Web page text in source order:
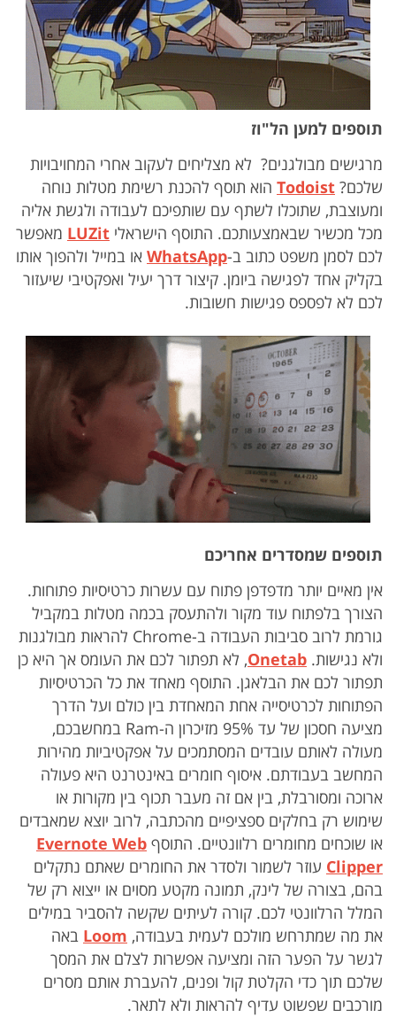
תוספים למען הל"וז
מרגישים מבולגנים? לא מצליחים לעקוב אחרי המחויבויות
שלכם?
Todoist
הוא תוסף להכנת רשימת מטלות נוחה
ומעוצבת, שתוכלו לשתף עם שותפיכם לעבודה ולגשת אליה
מכל מכשיר שבאמצעותכם. התוסף הישראלי LUZit מאפשר
לכם לסמן משפט כתוב ב-WhatsApp או במייל ולהפוך אותו
בקליק אחד לפגישה ביומן. קיצור דרך יעיל ואפקטיבי שיעזור
לכם לא לפספס פגישות חשובות.
תוספים שמסדרים אחריכם
אין מאיים יותר מדפדפן פתוח עם עשרות כרטיסיות פתוחות.
הצורך בלפתוח עוד מקור ולהתעסק בכמה מטלות במקביל
גורמת לרוב סביבות העבודה ב-Chrome להראות מבולגנות
ולא נגישות.
Onetab
, לא תפתור לכם את העומס אך היא כן
תפתור לכם את הבלאגן. התוסף מאחד את כל הכרטיסיות
הפתוחות לכרטיסייה אחת המאחדת בין כולם ועל הדרך
מציעה חסכון של עד 95% מזיכרון ה-Ram במחשבכם,
מעולה לאותם עובדים המסתמכים על אפקטיביות מהירות
המחשב בעבודתם. איסוף חומרים באינטרנט היא פעולה
ארוכה ומסורבלת, בין אם זה מעבר תכוף בין מקורות או
שימוש רק בחלקים ספציפיים מהכתבה, לרוב יוצא שמאבדים
או שוכחים מחומרים רלוונטיים. התוסף Evernote Web
Clipper עוזר לשמור ולסדר את החומרים שאתם נתקלים
בהם, בצורה של לינק, תמונה מקטע מסוים או ייצוא רק של
המלל הרלוונטי לכם. קורה לעיתים שקשה להסביר במילים
את מה שמתרחש מולכם לעמית בעבודה, Loom באה
לגשר על הפער הזה ומציעה אפשרות לצלם את המסך
שלכם תוך כדי הקלטת קול ופנים, להעברת אותם מסרים
מורכבים שפשוט עדיף להראות ולא לתאר.